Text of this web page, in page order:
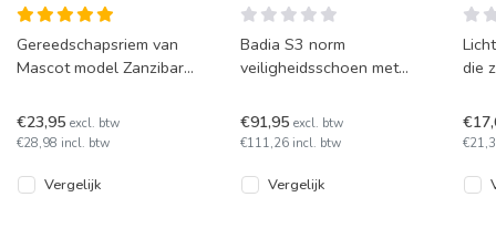
Gereedschapsriem van
Mascot model Zanzibar
leder voor werkbroeken.
Ideaal om loss
€23,95 excl. btw
€28,98 incl. btw
Vergelijk
Badia S3 norm
veiligheidsschoen met
nubuckleder en een
schachtrand van
€91,95 excl. btw
€111,26 incl. btw
Vergelijk
die